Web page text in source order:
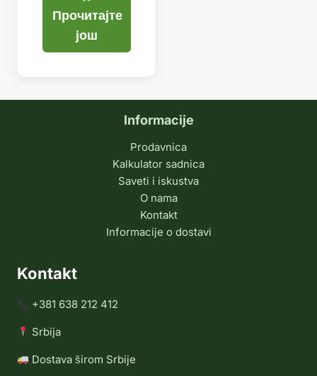
Прочитајте
још
Informacije
Prodavnica
Kalkulator sadnica
Saveti i iskustva
O nama
Kontakt
Informacije o dostavi
Kontakt
+381 638 212 412
Srbija
Dostava širom Srbije